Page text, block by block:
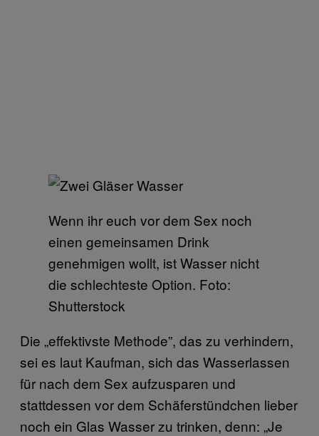
Wenn ihr euch vor dem Sex noch
einen gemeinsamen Drink
genehmigen wollt, ist Wasser nicht
die schlechteste Option. Foto:
Shutterstock
Die „effektivste Methode”, das zu verhindern,
sei es laut Kaufman, sich das Wasserlassen
für nach dem Sex aufzusparen und
stattdessen vor dem Schäferstündchen lieber
noch ein Glas Wasser zu trinken, denn: „Je